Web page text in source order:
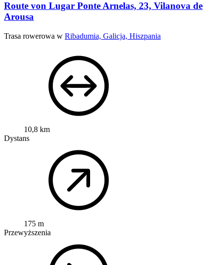
Route von Lugar Ponte Arnelas, 23, Vilanova de
Arousa
Trasa rowerowa w Ribadumia, Galicja, Hiszpania
10,8 km
Dystans
175 m
Przewyższenia